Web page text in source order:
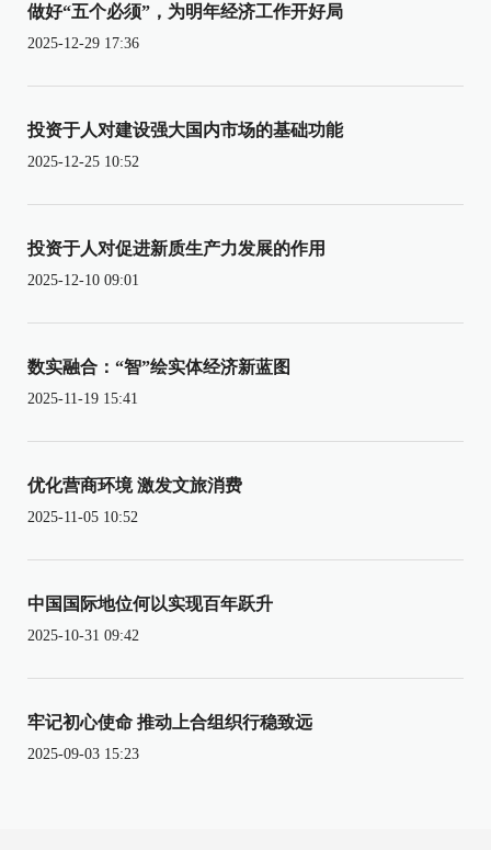
做好“五个必须”，为明年经济工作开好局
2025-12-29 17:36
投资于人对建设强大国内市场的基础功能
2025-12-25 10:52
投资于人对促进新质生产力发展的作用
2025-12-10 09:01
数实融合：“智”绘实体经济新蓝图
2025-11-19 15:41
优化营商环境 激发文旅消费
2025-11-05 10:52
中国国际地位何以实现百年跃升
2025-10-31 09:42
牢记初心使命 推动上合组织行稳致远
2025-09-03 15:23